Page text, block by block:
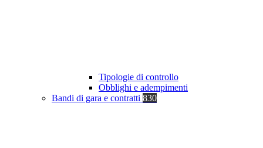
Tipologie di controllo
Obblighi e adempimenti
Bandi di gara e contratti 830